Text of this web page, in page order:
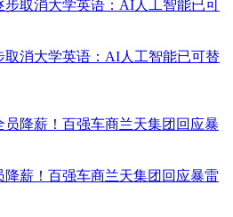
取消大学英语：AI人工智能已可替
降薪！百强车商兰天集团回应暴雷